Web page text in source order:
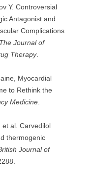
Y. Controversial
Antagonist and
Complications
Journal of
Therapy.
Myocardial
to Rethink the
Medicine.
et al. Carvedilol
thermogenic
Journal of